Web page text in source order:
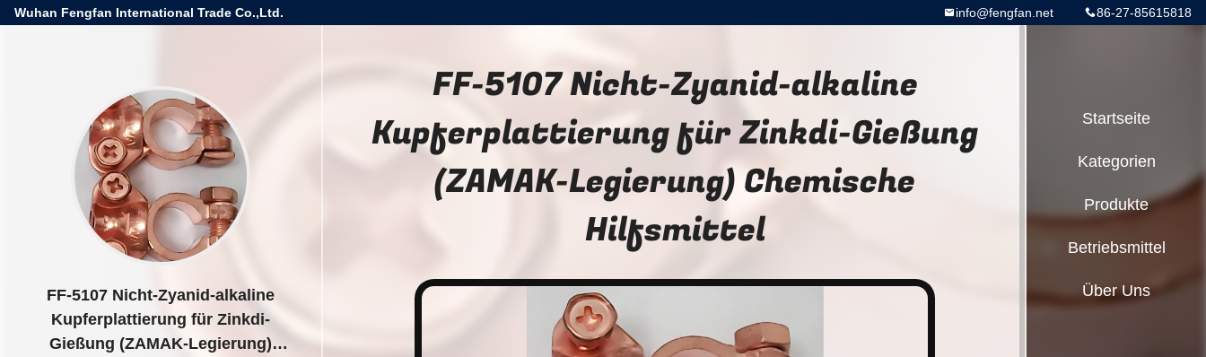
Wuhan Fengfan International Trade Co.,Ltd. 86-27-85615818
info@fengfan.net
FF-5107 Nicht-Zyanid-alkaline
Kupferplattierung für Zinkdi-
Gießung (ZAMAK-Legierung)
FF-5107 Nicht-Zyanid-alkaline
Kupferplattierung für Zinkdi-Gießung
(ZAMAK-Legierung) Chemische
Hilfsmittel
Startseite
Kategorien
Produkte
Betriebsmittel
Über Uns